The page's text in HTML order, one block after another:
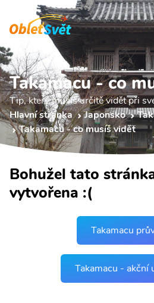
Takamacu - co
Tip, který musíš určitě vidět při
Hlavní stránka
Japonsko
Takamacu - co musíš vidět
Bohužel tato
vytvořena :(
Takamacu
Takamacu - akční